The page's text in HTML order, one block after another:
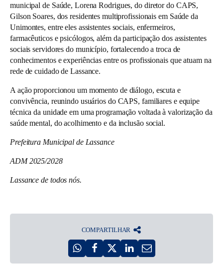
municipal de Saúde, Lorena Rodrigues, do diretor do CAPS,
Gilson Soares, dos residentes multiprofissionais em Saúde da
Unimontes, entre eles assistentes sociais, enfermeiros,
farmacêuticos e psicólogos, além da participação dos assistentes
sociais servidores do município, fortalecendo a troca de
conhecimentos e experiências entre os profissionais que atuam na
rede de cuidado de Lassance.
A ação proporcionou um momento de diálogo, escuta e
convivência, reunindo usuários do CAPS, familiares e equipe
técnica da unidade em uma programação voltada à valorização da
saúde mental, do acolhimento e da inclusão social.
Prefeitura Municipal de Lassance
ADM 2025/2028
Lassance de todos nós.
COMPARTILHAR